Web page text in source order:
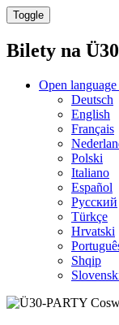
Toggle
Bilety na
Open
Deutsch
English
Français
Polski
Italiano
Español
Русский
Türkçe
Hrvatski
Shqip